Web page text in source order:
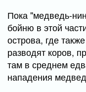
Пока "медведь-
бойню в этой
острова, где
разводят коров,
там в среднем
нападения